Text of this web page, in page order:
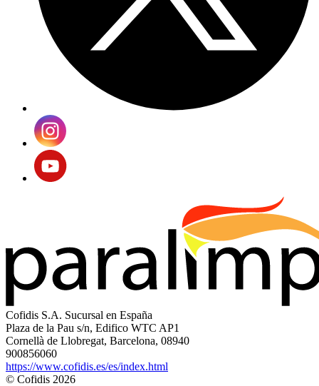
Cofidis S.A. Sucursal en España
Plaza de la Pau s/n, Edifico WTC AP1
Cornellà de Llobregat, Barcelona, 08940
900856060
https://www.cofidis.es/es/index.html
© Cofidis 2026